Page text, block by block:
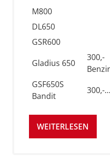
M800
DL650
GSR600
Gladius 650
300,-
GSF650S
Bandit
300,-…
WEITERLESEN